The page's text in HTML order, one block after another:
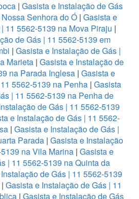
| Gasista e Instalação de Gás
Senhora do Ó| Gasista e
11 5562-5139 na Mova Piraju |
de Gás | 11 5562-5139 em
| Gasista e Instalação de Gás |
Marieta | Gasista e Instalação de
na Parada Inglesa | Gasista e
5562-5139 na Penha | Gasista
| 11 5562-5139 na Penha de
de Gás | 11 5562-5139
e Instalação de Gás | 11 5562-
| Gasista e Instalação de Gás |
Parada| Gasista e Instalação
na Vila Marina | Gasista e
| 11 5562-5139 na Quinta da
de Gás | 11 5562-5139
Gasista e Instalação de Gás | 11
| Gasista e Instalação de Gás